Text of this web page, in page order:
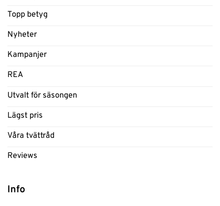
Topp betyg
Nyheter
Kampanjer
REA
Utvalt för säsongen
Lägst pris
Våra tvättråd
Reviews
Info